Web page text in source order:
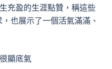
充盈的生涯點贊，稱這些
也展示了一個活氣滿滿、
顯底氣